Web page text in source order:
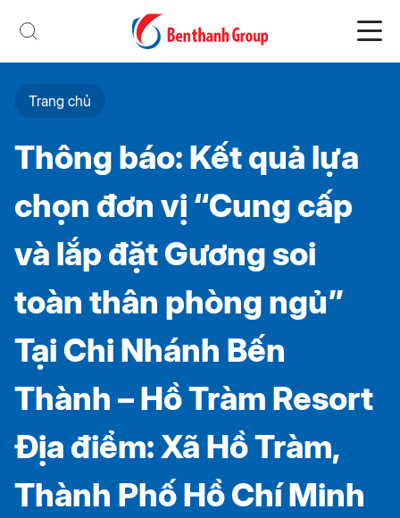
Trang chủ
Thông báo: Kết quả lựa
chọn đơn vị “Cung cấp
và lắp đặt Gương soi
toàn thân phòng ngủ”
Tại Chi Nhánh Bến
Thành – Hồ Tràm Resort
Địa điểm: Xã Hồ Tràm,
Thành Phố Hồ Chí Minh